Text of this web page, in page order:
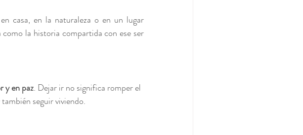
casa, en la naturaleza o en un lugar
la historia compartida con ese ser
y en paz. Dejar ir no significa romper el
seguir viviendo.